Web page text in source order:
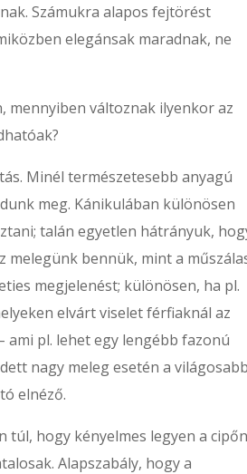
Számukra alapos fejtörést
elegánsak maradnak, ne
mennyiben változnak ilyenkor az
Minél természetesebb anyagú
meg. Kánikulában különösen
talán egyetlen hátrányuk,
melegünk bennük, mint a
megjelenést; különösen, ha pl.
elvárt viselet férfiaknál az
pl. lehet egy lengébb fazonú
nagy meleg esetén a
elnéző.
túl, hogy kényelmes legyen a
Alapszabály, hogy a